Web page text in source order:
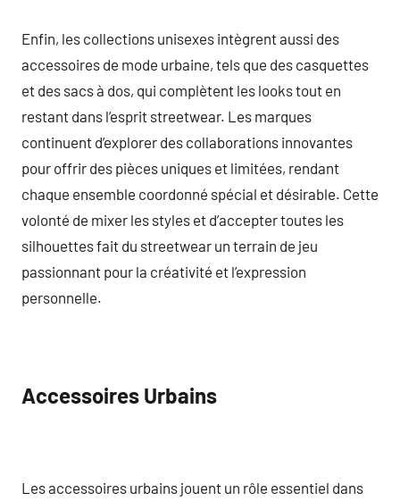
Enfin, les collections unisexes intègrent aussi des
accessoires de mode urbaine, tels que des casquettes
et des sacs à dos, qui complètent les looks tout en
restant dans l’esprit streetwear. Les marques
continuent d’explorer des collaborations innovantes
pour offrir des pièces uniques et limitées, rendant
chaque ensemble coordonné spécial et désirable. Cette
volonté de mixer les styles et d’accepter toutes les
silhouettes fait du streetwear un terrain de jeu
passionnant pour la créativité et l’expression
personnelle.
Accessoires Urbains
Les accessoires urbains jouent un rôle essentiel dans